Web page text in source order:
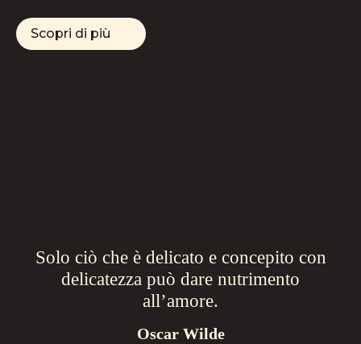
Scopri di più
Solo ciò che è delicato e concepito con
delicatezza può dare nutrimento
all’amore.
Oscar Wilde